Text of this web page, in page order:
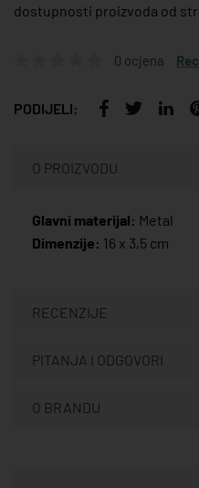
dostupnosti proizvoda od
0 ocjena
PODIJELI:
O PROIZVODU
Glavni materijal: Metal
Dimenzije: 16 x 3,5 cm
RECENZIJE
PITANJA I ODGOVORI
O BRANDU